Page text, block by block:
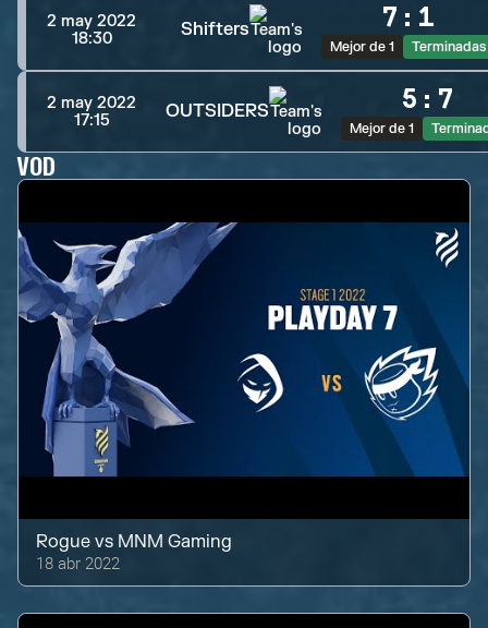
2 may 2022
18:30
Shifters 7 : 1
Mejor de 1 Terminadas
2 may 2022
17:15
OUTSIDERS 5 : 7
Mejor de 1
VOD
Rogue vs MNM Gaming
18 abr 2022